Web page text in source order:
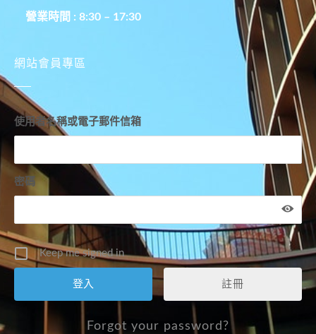
營業時間 : 8:30 – 17:30
網站會員專區
使用者名稱或電子郵件信箱
密碼
Keep me signed in
註冊
Forgot your password?